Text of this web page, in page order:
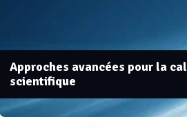
Approches avancées pour la
scientifique